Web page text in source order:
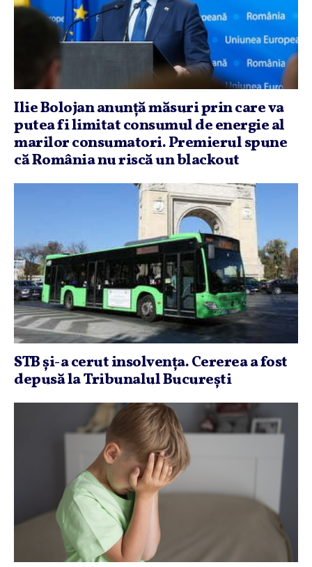
Ilie Bolojan anunţă măsuri prin care va
putea fi limitat consumul de energie al
marilor consumatori. Premierul spune
că România nu riscă un blackout
STB şi-a cerut insolvenţa. Cererea a fost
depusă la Tribunalul Bucureşti